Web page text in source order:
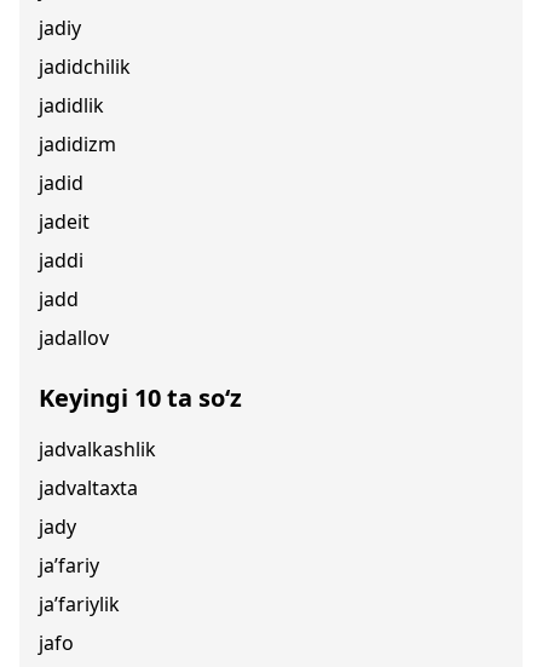
jadiy
jadidchilik
jadidlik
jadidizm
jadid
jadeit
jaddi
jadd
jadallov
Keyingi 10 ta so‘z
jadvalkashlik
jadvaltaxta
jady
ja’fariy
ja’fariylik
jafo